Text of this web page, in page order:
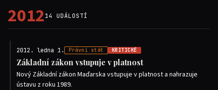
201214 UDÁLOSTÍ
2012. ledna 1. Právní stát KRITICKÉ
Základní zákon vstupuje v platnost
Nový Základní zákon Maďarska vstupuje v platnost a nahrazuje
ústavu z roku 1989.